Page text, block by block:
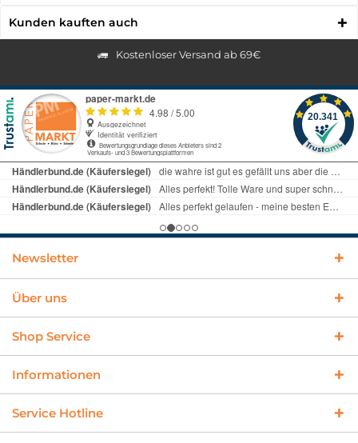
Kunden kauften auch
Kostenloser Versand ab 69€
Newsletter
Über uns
Shop Service
Informationen
Service Hotline